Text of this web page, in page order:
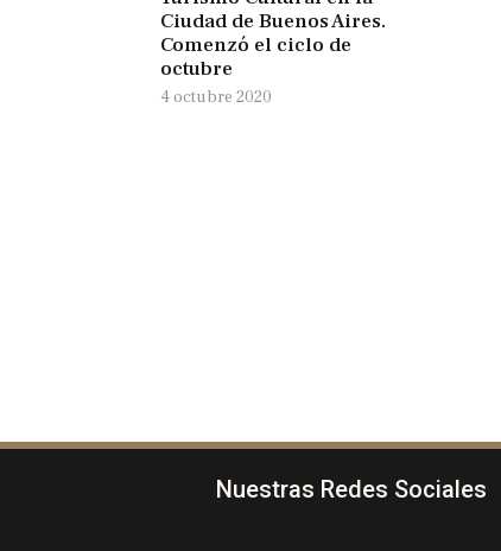
Ciudad de Buenos Aires.
Comenzó el ciclo de
octubre
4 octubre 2020
Nuestras Redes Sociales